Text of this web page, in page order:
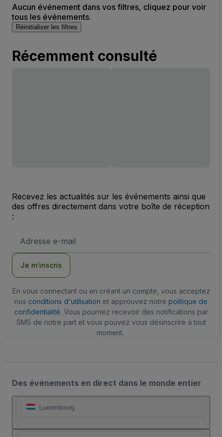
Aucun événement dans vos filtres, cliquez pour voir
tous les événements.
Réinitialiser les filtres
Récemment consulté
Recevez les actualités sur les événements ainsi que
des offres directement dans votre boîte de réception
:
e-
Je m’inscris
En vous connectant ou en créant un compte, vous acceptez
nos conditions d'utilisation et approuvez notre politique de
confidentialité. Vous pourriez recevoir des notifications par
SMS de notre part et vous pouvez vous désinscrire à tout
moment.
Des événements en direct dans le monde entier
Luxembourg